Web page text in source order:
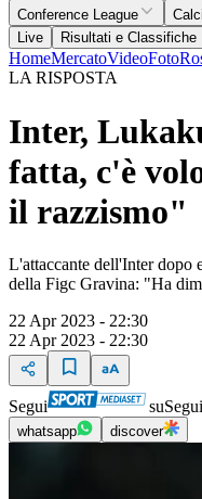
Conference League
Live
Risultati e Classifiche
HomeMercatoVideoFoto
LA RISPOSTA
Inter,
fatta, c'è
il razzismo"
L'attaccante dell'Inter dopo
della Figc Gravina: "Ha
22 Apr 2023 - 22:30
22 Apr 2023 - 22:30
Segui su
whatsapp discover